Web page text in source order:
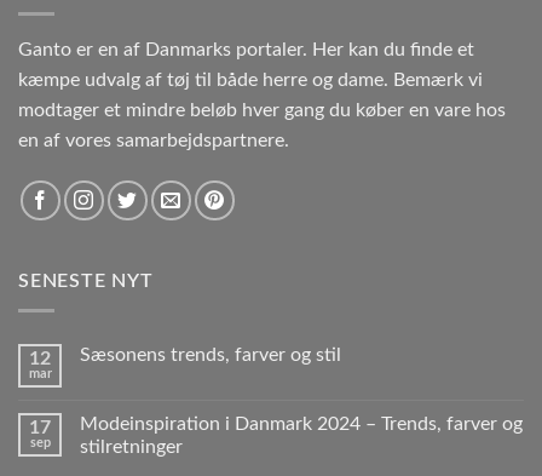
Ganto er en af Danmarks portaler. Her kan du finde et
kæmpe udvalg af tøj til både herre og dame. Bemærk vi
modtager et mindre beløb hver gang du køber en vare hos
en af vores samarbejdspartnere.
SENESTE NYT
12
mar
Sæsonens trends, farver og stil
17
sep
Modeinspiration i Danmark 2024 – Trends, farver og
stilretninger